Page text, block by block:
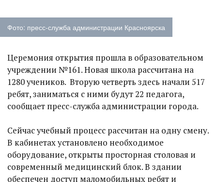
Фото: пресс-служба администрации Красноярска
Церемония открытия прошла в образовательном
учреждении №161. Новая школа рассчитана на
1280 учеников. Вторую четверть здесь начали 517
ребят, заниматься с ними будут 22 педагога,
сообщает пресс-служба администрации города.
Сейчас учебный процесс рассчитан на одну смену.
В кабинетах установлено необходимое
оборудование, открыты просторная столовая и
современный медицинский блок. В здании
обеспечен доступ маломобильных ребят и